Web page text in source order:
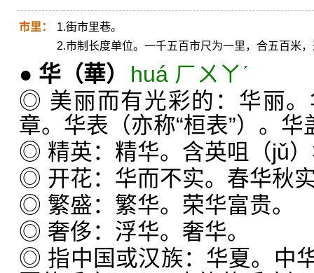
市里：
1.街市里巷。
2.市制长度单位。一千五百市尺为一里，合五百米
● 华 （華）
huá ㄏㄨㄚˊ
◎ 美丽而有光彩的：华丽
章。华表（亦称“桓表”）。华
◎ 精英：精华。含英咀（jǔ
◎ 开花：华而不实。春华秋
◎ 繁盛：繁华。荣华富贵。
◎ 奢侈：浮华。奢华。
◎ 指中国或汉族：华夏。中